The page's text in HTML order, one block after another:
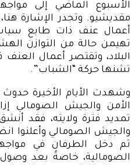
الأسبوع الماضي إلى
مقديشيو. وتجدر الإشارة
أعمال عنف ذات طابع
تهيمن حالة من التوازن
البلاد، وتقتصر أعمال
تشنها حركة “الشباب”.
وشهدت الأيام الأخيرة
الأمن والجيش الصومالي
تمديد فترة ولايته، فقد
والجيش الصومالي وأعلنوا
ثم دخل الطرفان في
الصومالية، خاصةً بعد